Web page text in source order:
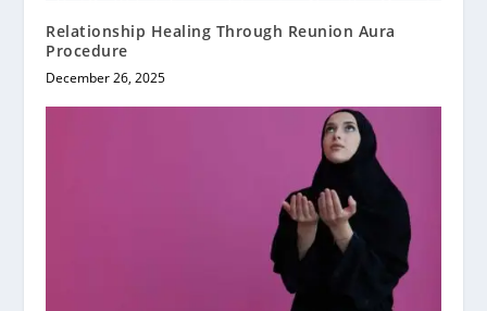
Relationship Healing Through Reunion Aura
Procedure
December 26, 2025